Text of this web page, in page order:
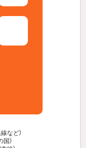
線など）
国）